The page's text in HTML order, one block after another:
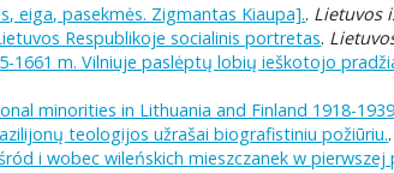
eiga, pasekmės. Zigmantas Kiaupa].. Lietuvos
Respublikoje socialinis portretas.
m. Vilniuje paslėptų lobių ieškotojo
minorities in Lithuania and Finland 1918-
teologijos užrašai biografistiniu požiūriu..
i wobec wileńskich mieszczanek w